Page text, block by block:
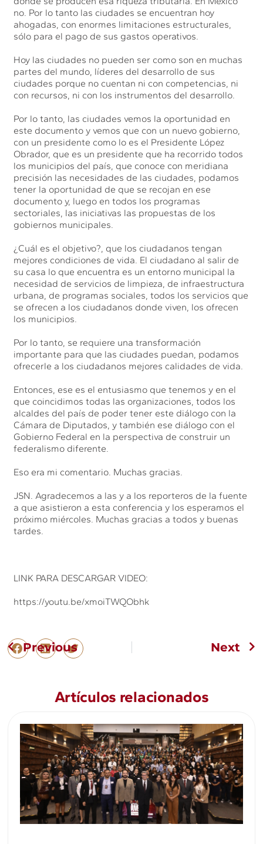
no. Por lo tanto las ciudades se encuentran hoy
ahogadas, con enormes limitaciones estructurales,
sólo para el pago de sus gastos operativos.
Hoy las ciudades no pueden ser como son en muchas
partes del mundo, líderes del desarrollo de sus
ciudades porque no cuentan ni con competencias, ni
con recursos, ni con los instrumentos del desarrollo.
Por lo tanto, las ciudades vemos la oportunidad en
este documento y vemos que con un nuevo gobierno,
con un presidente como lo es el Presidente López
Obrador, que es un presidente que ha recorrido todos
los municipios del país, que conoce con meridiana
precisión las necesidades de las ciudades, podamos
tener la oportunidad de que se recojan en ese
documento y, luego en todos los programas
sectoriales, las iniciativas las propuestas de los
gobiernos municipales.
¿Cuál es el objetivo?, que los ciudadanos tengan
mejores condiciones de vida. El ciudadano al salir de
su casa lo que encuentra es un entorno municipal la
necesidad de servicios de limpieza, de infraestructura
urbana, de programas sociales, todos los servicios que
se ofrecen a los ciudadanos donde viven, los ofrecen
los municipios.
Por lo tanto, se requiere una transformación
importante para que las ciudades puedan, podamos
ofrecerle a los ciudadanos mejores calidades de vida.
Entonces, ese es el entusiasmo que tenemos y en el
que coincidimos todas las organizaciones, todos los
alcaldes del país de poder tener este diálogo con la
Cámara de Diputados, y también ese diálogo con el
Gobierno Federal en la perspectiva de construir un
federalismo diferente.
Eso era mi comentario. Muchas gracias.
JSN. Agradecemos a las y a los reporteros de la fuente
a que asistieron a esta conferencia y los esperamos el
próximo miércoles. Muchas gracias a todos y buenas
tardes.
LINK PARA DESCARGAR VIDEO:
https://youtu.be/xmoiTWQObhk
Previous Next
Artículos relacionados